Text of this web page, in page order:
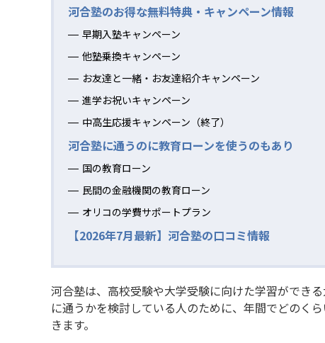
河合塾のお得な無料特典・キャンペーン情報
早期入塾キャンペーン
他塾乗換キャンペーン
お友達と一緒・お友達紹介キャンペーン
進学お祝いキャンペーン
中高生応援キャンペーン（終了）
河合塾に通うのに教育ローンを使うのもあり
国の教育ローン
民間の金融機関の教育ローン
オリコの学費サポートプラン
【2026年7月最新】河合塾の口コミ情報
河合塾は、高校受験や大学受験に向けた学習ができ
に通うかを検討している人のために、年間でどのく
きます。